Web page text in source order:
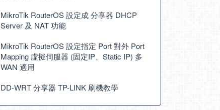
MikroTik RouterOS 設定成 分享器 DHCP
Server 及 NAT 功能
MikroTik RouterOS 設定指定 Port 對外 Port
Mapping 虛擬伺服器 (固定IP、Static IP) 多
WAN 適用
DD-WRT 分享器 TP-LINK 刷機教學